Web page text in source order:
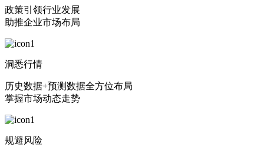
政策引领行业发展
助推企业市场布局
洞悉行情
历史数据+预测数据全方位布局
掌握市场动态走势
规避风险